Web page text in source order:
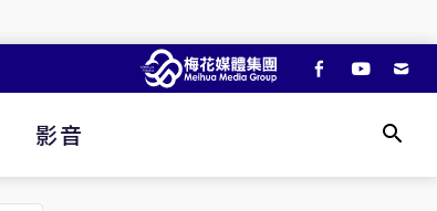
影音